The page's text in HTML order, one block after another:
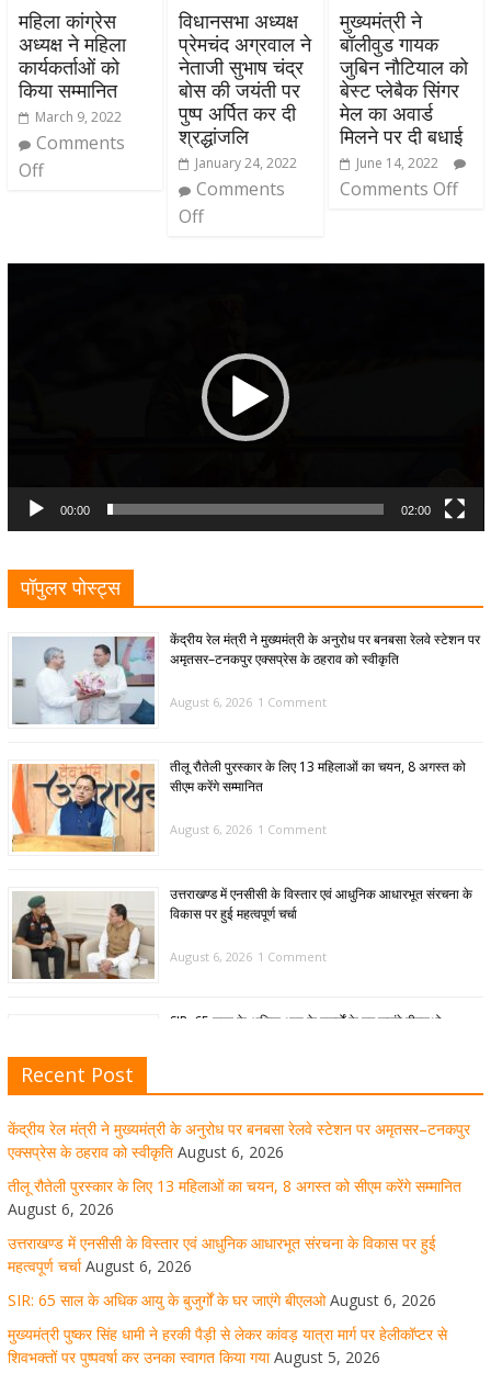
महिला कांग्रेस
अध्यक्ष ने महिला
कार्यकर्ताओं को
किया सम्मानित
March 9, 2022
Comments
Off
विधानसभा अध्यक्ष
प्रेमचंद अग्रवाल ने
नेताजी सुभाष चंद्र
बोस की जयंती पर
पुष्प अर्पित कर दी
श्रद्धांजलि
January 24, 2022
Comments
Off
मुख्यमंत्री ने
बॉलीवुड गायक
जुबिन नौटियाल को
बेस्ट प्लेबैक सिंगर
मेल का अवार्ड
मिलने पर दी बधाई
June 14, 2022
Comments Off
00:00 02:00
पॉपुलर पोस्ट्स
केंद्रीय रेल मंत्री ने मुख्यमंत्री के अनुरोध पर बनबसा रेलवे स्टेशन पर
अमृतसर–टनकपुर एक्सप्रेस के ठहराव को स्वीकृति
August 6, 2026 1 Comment
तीलू रौतेली पुरस्कार के लिए 13 महिलाओं का चयन, 8 अगस्त को
सीएम करेंगे सम्मानित
August 6, 2026 1 Comment
उत्तराखण्ड में एनसीसी के विस्तार एवं आधुनिक आधारभूत संरचना के
विकास पर हुई महत्वपूर्ण चर्चा
August 6, 2026 1 Comment
SIR: 65 साल के अधिक आयु के बुजुर्गों के घर जाएंगे बीएलओ
मुख्यमंत्री पुष्कर सिंह धामी ने हरकी पैड़ी से लेकर कांवड़ यात्रा मार्ग
पर हेलीकॉप्टर से शिवभक्तों पर पुष्पवर्षा कर उनका स्वागत किया गया
धर्मनगरी हरिद्वार में कांवड़ यात्रा के दौरान मंगलवार को आस्था, सेवा
और संस्कृति का अद्भुत संगम देखने को मिला
Recent Post
केंद्रीय रेल मंत्री ने मुख्यमंत्री के अनुरोध पर बनबसा रेलवे स्टेशन पर अमृतसर–टनकपुर
एक्सप्रेस के ठहराव को स्वीकृति August 6, 2026
तीलू रौतेली पुरस्कार के लिए 13 महिलाओं का चयन, 8 अगस्त को सीएम करेंगे सम्मानित
August 6, 2026
उत्तराखण्ड में एनसीसी के विस्तार एवं आधुनिक आधारभूत संरचना के विकास पर हुई
महत्वपूर्ण चर्चा August 6, 2026
SIR: 65 साल के अधिक आयु के बुजुर्गों के घर जाएंगे बीएलओ August 6, 2026
मुख्यमंत्री पुष्कर सिंह धामी ने हरकी पैड़ी से लेकर कांवड़ यात्रा मार्ग पर हेलीकॉप्टर से
शिवभक्तों पर पुष्पवर्षा कर उनका स्वागत किया गया August 5, 2026